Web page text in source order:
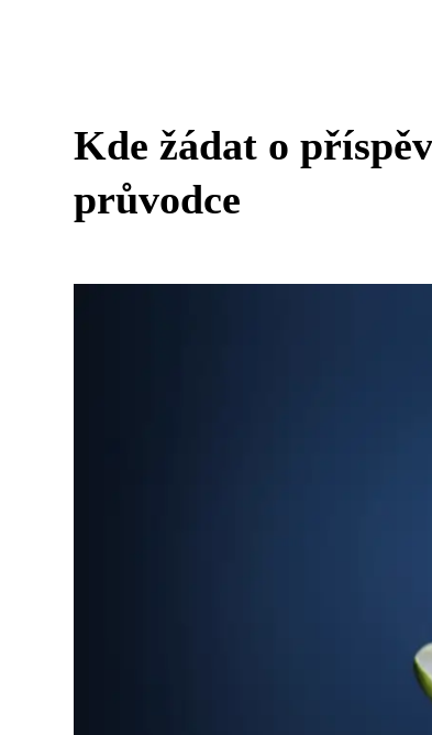
Kde žádat o
průvodce